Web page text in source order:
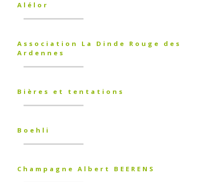
Alélor
Association La Dinde Rouge des
Ardennes
Bières et tentations
Boehli
Champagne Albert BEERENS